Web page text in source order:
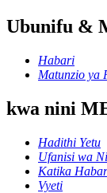
Ubunifu &
Habari
Matunzio ya
kwa nini
Hadithi Yetu
Ufanisi wa
Katika
Vyeti